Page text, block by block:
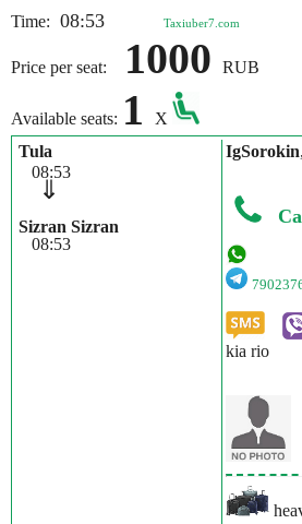
Time: 08:53 Taxiuber7.com
Price per seat: 1000 RUB
Available seats: 1
X
Tula
08:53
⇓
Sizran Sizran
08:53
IgSorokin
kia rio